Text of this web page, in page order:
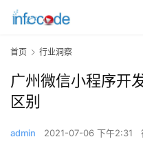
首页 行业洞察
广州微信小程序开
区别
admin 2021-07-06 下午2:31